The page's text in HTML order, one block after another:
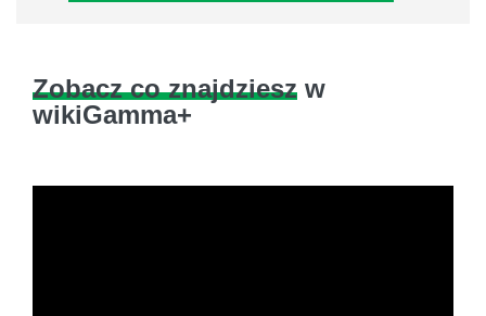
Zobacz co znajdziesz w
wikiGamma+